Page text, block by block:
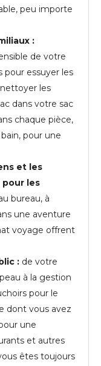
peu importe
:
de votre
pour essuyer les
les
dans votre sac
chaque pièce,
pour une
et les
les
bureau, à
une aventure
voyage offrent
: de votre
à la gestion
pour le
dont vous avez
une
et autres
êtes toujours